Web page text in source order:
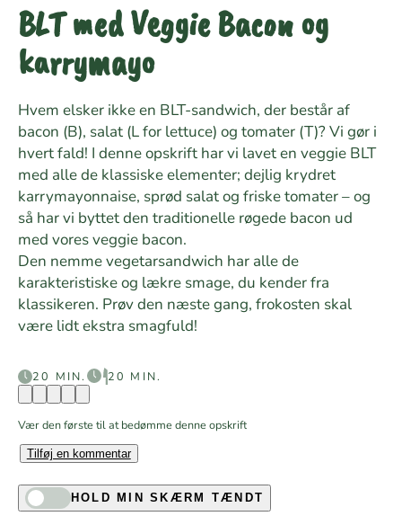
BLT med Veggie Bacon og
karrymayo
Hvem elsker ikke en BLT-sandwich, der består af
bacon (B), salat (L for lettuce) og tomater (T)? Vi gør i
hvert fald! I denne opskrift har vi lavet en veggie BLT
med alle de klassiske elementer; dejlig krydret
karrymayonnaise, sprød salat og friske tomater – og
så har vi byttet den traditionelle røgede bacon ud
med vores veggie bacon.
Den nemme vegetarsandwich har alle de
karakteristiske og lækre smage, du kender fra
klassikeren. Prøv den næste gang, frokosten skal
være lidt ekstra smagfuld!
20 MIN. 20 MIN.
Vær den første til at bedømme denne opskrift
Tilføj en kommentar
HOLD MIN SKÆRM TÆNDT